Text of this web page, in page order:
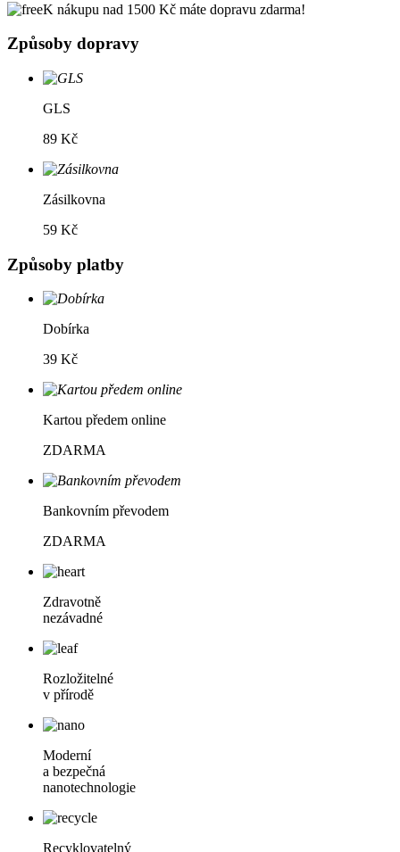
K nákupu nad 1500 Kč máte dopravu zdarma!
Způsoby dopravy
GLS
89 Kč
Zásilkovna
59 Kč
Způsoby platby
Dobírka
39 Kč
Kartou předem online
ZDARMA
Bankovním převodem
ZDARMA
Zdravotně
nezávadné
Rozložitelné
v přírodě
Moderní
a bezpečná
nanotechnologie
Recyklovatelný